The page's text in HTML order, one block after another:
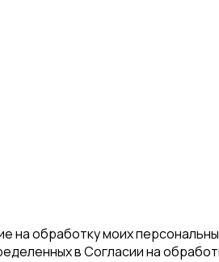
на обработку моих
в Согласии на